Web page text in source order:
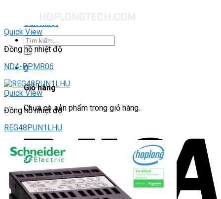
Phích cắm / Ổ cắm / Công tắc
Can nhiệt
Tìm
kiếm:
0
Giỏ hàng
Chưa có sản phẩm trong giỏ hàng.
Quick View
Đồng hồ nhiệt độ
ND4-PPMR06
Quick View
Đồng hồ nhiệt độ
REG48PUN1LHU